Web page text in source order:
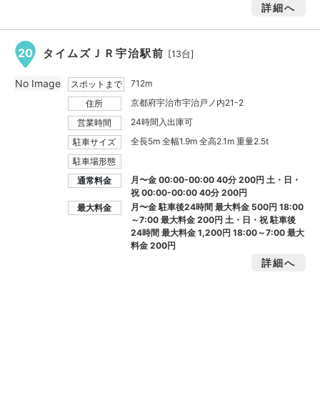
詳細へ
20 タイムズＪＲ宇治駅前 [13台]
スポットまで
712m
住所
京都府宇治市宇治戸ノ内21-2
営業時間
24時間入出庫可
駐車サイズ
全長5m 全幅1.9m 全高2.1m 重量2.5t
駐車場形態
通常料金
月〜金 00:00-00:00 40分 200円 土・日・
祝 00:00-00:00 40分 200円
最大料金
月〜金 駐車後24時間 最大料金 500円18:00
～7:00 最大料金200円土・日・祝 駐車後
24時間 最大料金1,200円18:00～7:00 最大
料金200円
詳細へ
No Image